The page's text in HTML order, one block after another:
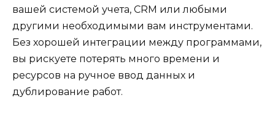
вашей системой учета, CRM или любыми
другими необходимыми вам инструментами.
Без хорошей интеграции между программами,
вы рискуете потерять много времени и
ресурсов на ручное ввод данных и
дублирование работ.